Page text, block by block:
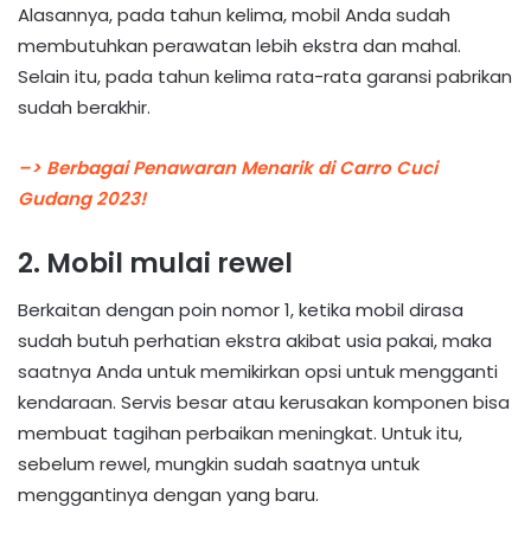
Alasannya, pada tahun kelima, mobil Anda sudah
membutuhkan perawatan lebih ekstra dan mahal.
Selain itu, pada tahun kelima rata-rata garansi pabrikan
sudah berakhir.
–> Berbagai Penawaran Menarik di Carro Cuci
Gudang 2023!
2. Mobil mulai rewel
Berkaitan dengan poin nomor 1, ketika mobil dirasa
sudah butuh perhatian ekstra akibat usia pakai, maka
saatnya Anda untuk memikirkan opsi untuk mengganti
kendaraan. Servis besar atau kerusakan komponen bisa
membuat tagihan perbaikan meningkat. Untuk itu,
sebelum rewel, mungkin sudah saatnya untuk
menggantinya dengan yang baru.